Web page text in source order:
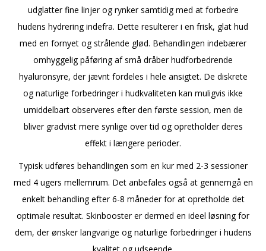
udglatter fine linjer og rynker samtidig med at forbedre
hudens hydrering indefra. Dette resulterer i en frisk, glat hud
med en fornyet og strålende glød. Behandlingen indebærer
omhyggelig påføring af små dråber hudforbedrende
hyaluronsyre, der jævnt fordeles i hele ansigtet. De diskrete
og naturlige forbedringer i hudkvaliteten kan muligvis ikke
umiddelbart observeres efter den første session, men de
bliver gradvist mere synlige over tid og opretholder deres
effekt i længere perioder.
Typisk udføres behandlingen som en kur med 2-3 sessioner
med 4 ugers mellemrum. Det anbefales også at gennemgå en
enkelt behandling efter 6-8 måneder for at opretholde det
optimale resultat. Skinbooster er dermed en ideel løsning for
dem, der ønsker langvarige og naturlige forbedringer i hudens